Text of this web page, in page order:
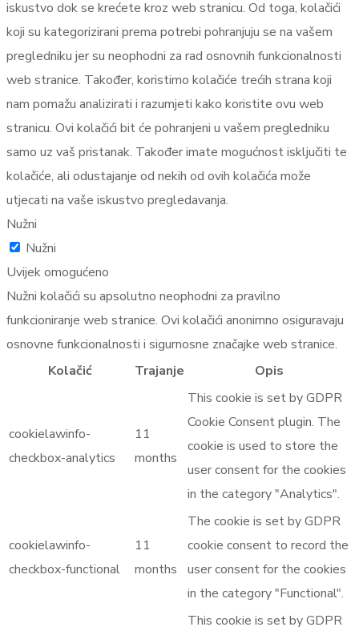
iskustvo dok se krećete kroz web stranicu. Od toga, kolačići
koji su kategorizirani prema potrebi pohranjuju se na vašem
pregledniku jer su neophodni za rad osnovnih funkcionalnosti
web stranice. Također, koristimo kolačiće trećih strana koji
nam pomažu analizirati i razumjeti kako koristite ovu web
stranicu. Ovi kolačići bit će pohranjeni u vašem pregledniku
samo uz vaš pristanak. Također imate mogućnost isključiti te
kolačiće, ali odustajanje od nekih od ovih kolačića može
utjecati na vaše iskustvo pregledavanja.
Nužni
Nužni
Uvijek omogućeno
Nužni kolačići su apsolutno neophodni za pravilno
funkcioniranje web stranice. Ovi kolačići anonimno osiguravaju
osnovne funkcionalnosti i sigurnosne značajke web stranice.
Kolačić
Trajanje Opis
cookielawinfo-
checkbox-analytics
11
months
This cookie is set by GDPR
Cookie Consent plugin. The
cookie is used to store the
user consent for the cookies
in the category "Analytics".
cookielawinfo-
checkbox-functional
11
months
The cookie is set by GDPR
cookie consent to record the
user consent for the cookies
in the category "Functional".
This cookie is set by GDPR